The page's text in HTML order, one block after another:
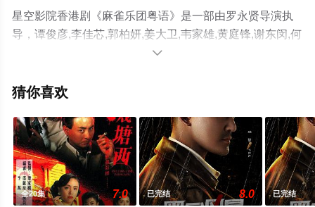
星空影院香港剧《麻雀乐团粤语》是一部由罗永贤导演执
导，谭俊彦,李佳芯,郭柏妍,姜大卫,韦家雄,黄庭锋,谢东闵,何
启南,胡敏芝,梁荺苓,郭子健,吴兆麟,冼灏英,潘芳芳,嘉骏,廖
剧情已揭晓（全25集），手机免费观看高清无删减完整版
电视剧、电视猫或剧情网等平台了解。

猜你喜欢
全20集 7.0 已完结 8.0 已完结